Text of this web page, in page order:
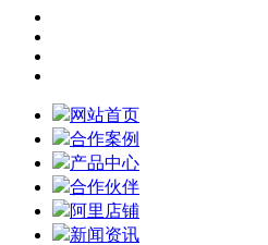
网站首页
合作案例
产品中心
合作伙伴
阿里店铺
新闻资讯